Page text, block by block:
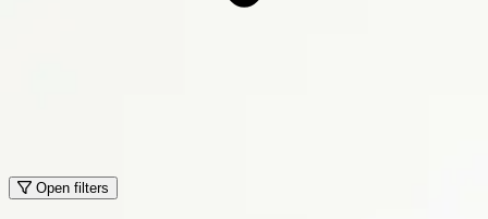
Open filters